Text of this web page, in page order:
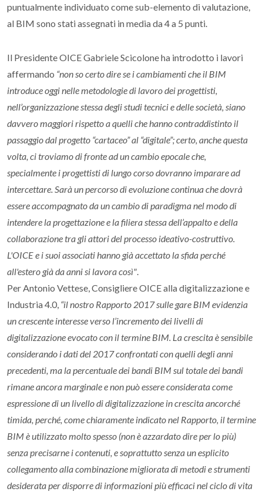
puntualmente individuato come sub-elemento di valutazione,
al BIM sono stati assegnati in media da 4 a 5 punti.
Il Presidente OICE Gabriele Scicolone ha introdotto i lavori
affermando “non so certo dire se i cambiamenti che il BIM
introduce oggi nelle metodologie di lavoro dei progettisti,
nell’organizzazione stessa degli studi tecnici e delle società, siano
davvero maggiori rispetto a quelli che hanno contraddistinto il
passaggio dal progetto “cartaceo” al “digitale”; certo, anche questa
volta, ci troviamo di fronte ad un cambio epocale che,
specialmente i progettisti di lungo corso dovranno imparare ad
intercettare. Sarà un percorso di evoluzione continua che dovrà
essere accompagnato da un cambio di paradigma nel modo di
intendere la progettazione e la filiera stessa dell’appalto e della
collaborazione tra gli attori del processo ideativo-costruttivo.
L'OICE e i suoi associati hanno già accettato la sfida perché
all'estero già da anni si lavora così".
Per Antonio Vettese, Consigliere OICE alla digitalizzazione e
Industria 4.0, “il nostro Rapporto 2017 sulle gare BIM evidenzia
un crescente interesse verso l’incremento dei livelli di
digitalizzazione evocato con il termine BIM. La crescita è sensibile
considerando i dati del 2017 confrontati con quelli degli anni
precedenti, ma la percentuale dei bandi BIM sul totale dei bandi
rimane ancora marginale e non può essere considerata come
espressione di un livello di digitalizzazione in crescita ancorché
timida, perché, come chiaramente indicato nel Rapporto, il termine
BIM è utilizzato molto spesso (non è azzardato dire per lo più)
senza precisarne i contenuti, e soprattutto senza un esplicito
collegamento alla combinazione migliorata di metodi e strumenti
desiderata per disporre di informazioni più efficaci nel ciclo di vita